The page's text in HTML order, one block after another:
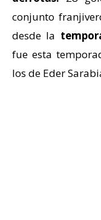
conjunto
desde la
fue esta
los de Eder